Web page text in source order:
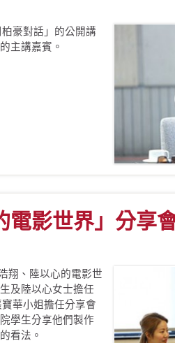
豪對話」的公開講
主講嘉賓。
電影世界」分享
翔、陸以心的電影世
及陸以心女士擔任
華小姐擔任分享會
學生分享他們製作
看法。